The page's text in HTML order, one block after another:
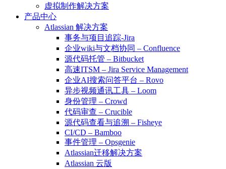
虚拟制作解决方案
产品中心
Atlassian 解决方案
事务与项目追踪-Jira
企业wiki与文档协同 – Confluence
源代码托管 – Bitbucket
高速ITSM – Jira Service Management
企业AI搜索问答平台 – Rovo
异步视频通讯工具 – Loom
身份管理 – Crowd
代码审查 – Crucible
源代码查看与追溯 – Fisheye
CI/CD – Bamboo
事件管理 – Opsgenie
Atlassian迁移解决方案
Atlassian 云版